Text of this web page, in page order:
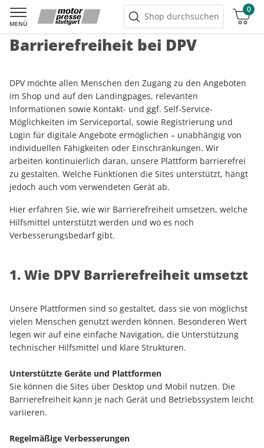
MENÜ
Shop durchsuchen
0
Warenkorb
Barrierefreiheit bei DPV
DPV möchte allen Menschen den Zugang zu den Angeboten
im Shop und auf den Landingpages, relevanten
Informationen sowie Kontakt- und ggf. Self-Service-
Möglichkeiten im Serviceportal, sowie Registrierung und
Login für digitale Angebote ermöglichen – unabhängig von
individuellen Fähigkeiten oder Einschränkungen. Wir
arbeiten kontinuierlich daran, unsere Plattform barrierefrei
zu gestalten. Welche Funktionen die Sites unterstützt, hängt
jedoch auch vom verwendeten Gerät ab.
Hier erfahren Sie, wie wir Barrierefreiheit umsetzen, welche
Hilfsmittel unterstützt werden und wo es noch
Verbesserungsbedarf gibt.
1. Wie DPV Barrierefreiheit umsetzt
Unsere Plattformen sind so gestaltet, dass sie von möglichst
vielen Menschen genutzt werden können. Besonderen Wert
legen wir auf eine einfache Navigation, die Unterstützung
technischer Hilfsmittel und klare Strukturen.
Unterstützte Geräte und Plattformen
Sie können die Sites über Desktop und Mobil nutzen. Die
Barrierefreiheit kann je nach Gerät und Betriebssystem leicht
variieren.
Regelmäßige Verbesserungen